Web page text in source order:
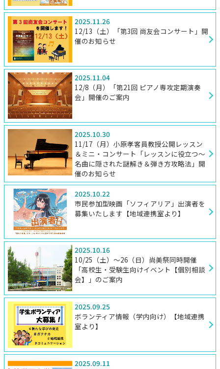
2025.11.26
12/13（土）「第3回 尚友会コンサート」開
催のお知らせ
2025.11.04
12/8（月）「第21回 ピアノ専攻定期演奏
会」開催のご案内
2025.10.30
11/17（月）小原孝客員教授公開レッスン
＆ミニ・コンサート「レッスンに役立つ～
名曲に隠された謎解き＆弾き方攻略法」開
催のお知らせ
2025.10.22
市民参加型映画「ソフィアリア」出演者を
募集いたします【地域連携室より】
2025.10.16
10/25（土）～26（日）尚美祭同時開催
「高校生・受験生向けイベント【個別相談
会】」のご案内
2025.09.25
ボランティア情報（学内向け）【地域連携
室より】
2025.09.11